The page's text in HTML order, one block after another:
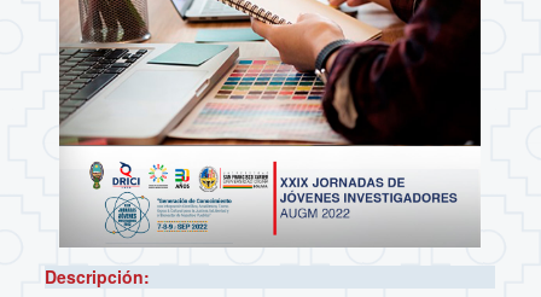
Descripción: